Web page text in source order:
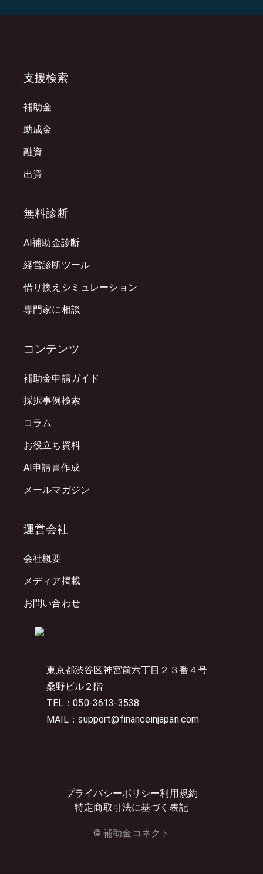
東京都渋谷区神宮前六丁目２３番４号
桑野ビル２階
TEL：050-3613-3538
MAIL：support@financeinjapan.com
プライバシーポリシー利用規約
特定商取引法に基づく表記
© 補助金コネクト
支援検索
補助金
助成金
融資
出資
無料診断
AI補助金診断
経営診断ツール
借り換えシミュレーション
専門家に相談
コンテンツ
補助金申請ガイド
採択事例検索
コラム
お役立ち資料
AI申請書作成
メールマガジン
運営会社
会社概要
メディア掲載
お問い合わせ